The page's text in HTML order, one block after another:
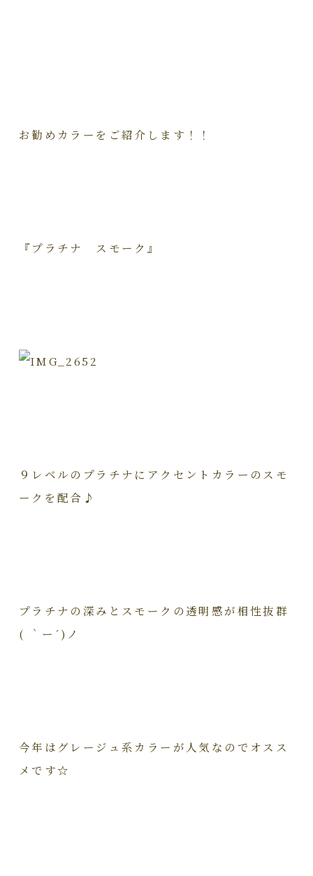
お勧めカラーをご紹介します！！
『プラチナ スモーク』
９レベルのプラチナにアクセントカラーのスモ
ークを配合♪
プラチナの深みとスモークの透明感が相性抜群
( ｀ー´)ノ
今年はグレージュ系カラーが人気なのでオスス
メです☆